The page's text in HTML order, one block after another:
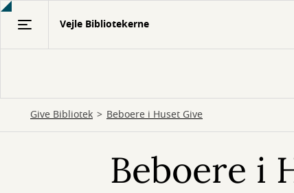
Gå
Vejle Bibliotekerne
Give Bibliotek Beboere i Huset Give
Beboere i